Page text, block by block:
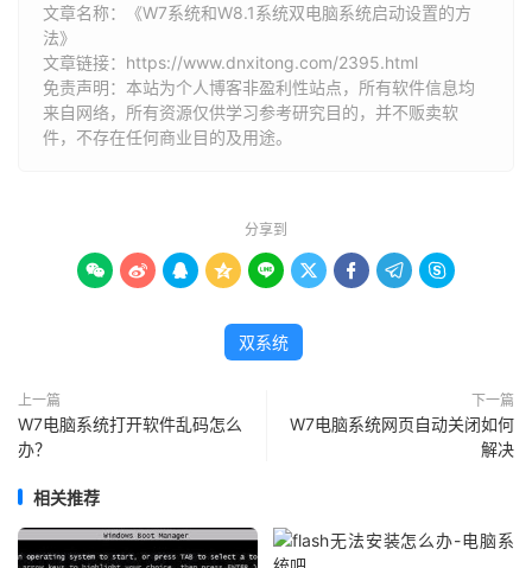
文章名称：《W7系统和W8.1系统双电脑系统启动设置的方
法》
文章链接： https://www.dnxitong.com/2395.html
免责声明：本站为个人博客非盈利性站点，所有软件信息均
来自网络，所有资源仅供学习参考研究目的，并不贩卖软
件，不存在任何商业目的及用途。
分享到
        
双系统
上一篇
W7电脑系统打开软件乱码怎么
办？
下一篇
W7电脑系统网页自动关闭如何
解决
相关推荐